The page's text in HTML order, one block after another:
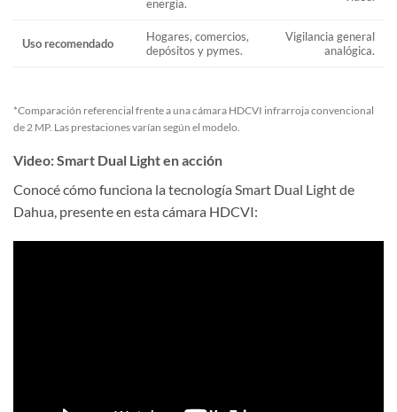
energía.
Uso recomendado
Hogares, comercios,
depósitos y pymes.
Vigilancia general
analógica.
*Comparación referencial frente a una cámara HDCVI infrarroja convencional
de 2 MP. Las prestaciones varían según el modelo.
Video: Smart Dual Light en acción
Conocé cómo funciona la tecnología Smart Dual Light de
Dahua, presente en esta cámara HDCVI: